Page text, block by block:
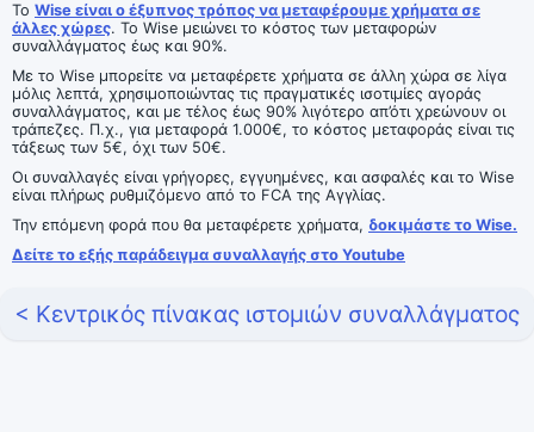
Το Wise είναι ο έξυπνος τρόπος να μεταφέρουμε χρήματα σε
άλλες χώρες. Το Wise μειώνει το κόστος των μεταφορών
συναλλάγματος έως και 90%.
Με το Wise μπορείτε να μεταφέρετε χρήματα σε άλλη χώρα σε λίγα
μόλις λεπτά, χρησιμοποιώντας τις πραγματικές ισοτιμίες αγοράς
συναλλάγματος, και με τέλος έως 90% λιγότερο απ’ότι χρεώνουν οι
τράπεζες. Π.χ., για μεταφορά 1.000€, το κόστος μεταφοράς είναι τις
τάξεως των 5€, όχι των 50€.
Οι συναλλαγές είναι γρήγορες, εγγυημένες, και ασφαλές και το Wise
είναι πλήρως ρυθμιζόμενο από το FCA της Αγγλίας.
Την επόμενη φορά που θα μεταφέρετε χρήματα, δοκιμάστε το Wise.
Δείτε το εξής παράδειγμα συναλλαγής στο Youtube
< Κεντρικός πίνακας ιστομιών συναλλάγματος